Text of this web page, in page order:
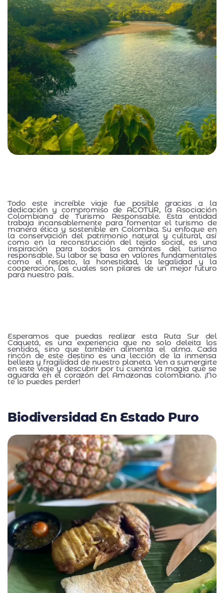
Todo este increíble viaje fue posible gracias a la
dedicación y compromiso de ACOTUR, la Asociación
Colombiana de Turismo Responsable. Esta entidad
trabaja incansablemente para fomentar el turismo de
manera ética y sostenible en Colombia. Su enfoque en
la conservación del patrimonio natural y cultural, así
como en la reconstrucción del tejido social, es una
inspiración para todos los amantes del turismo
responsable. Su labor se basa en valores fundamentales
como el respeto, la honestidad, la legalidad y la
cooperación, los cuales son pilares de un mejor futuro
para nuestro país.
Esperamos que puedas realizar esta Ruta Sur del
Caquetá, es una experiencia que no solo deleita los
sentidos, sino que también alimenta el alma. Cada
rincón de este destino es una lección de la inmensa
belleza y fragilidad de nuestro planeta. Ven a sumergirte
en este viaje y descubrir por tu cuenta la magia que se
aguarda en el corazón del Amazonas colombiano. ¡No
te lo puedes perder!
Biodiversidad En Estado Puro